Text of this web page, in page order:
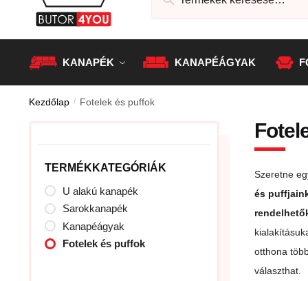
KANAPÉK KANAPÉÁGYAK
Kezdőlap / Fotelek és puffok
Szeretne
és
otthona
választhat.
TERMÉKKATEGÓRIÁK
U alakú kanapék
Sarokkanapék
Kanapéágyak
Fotelek és puffok